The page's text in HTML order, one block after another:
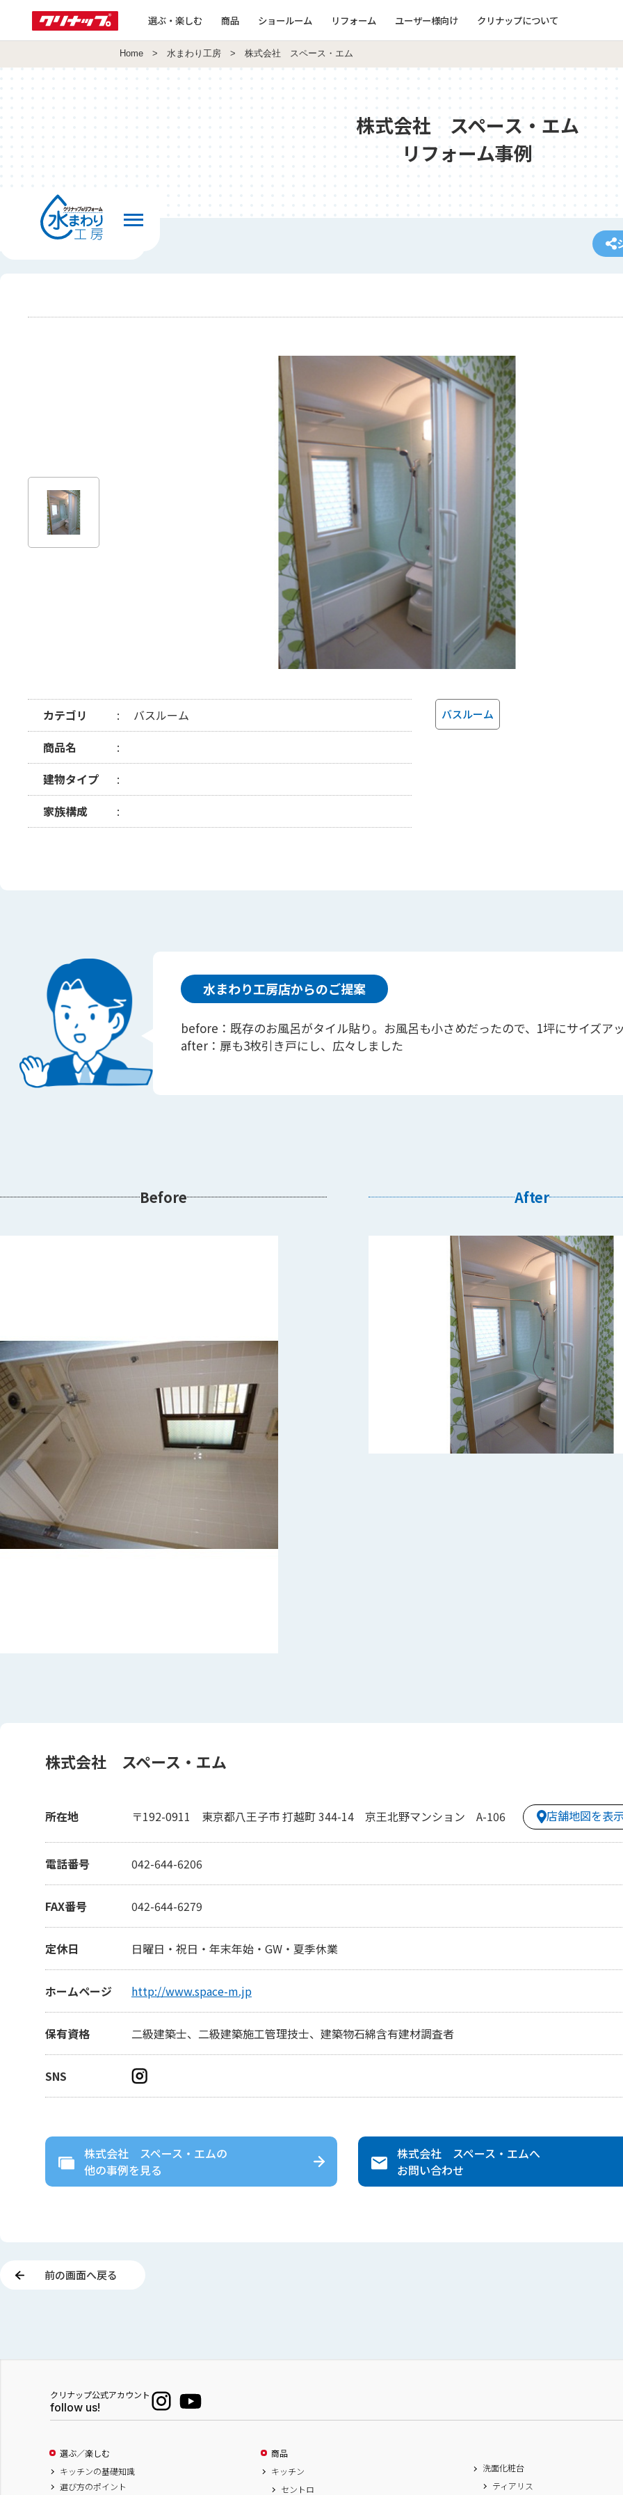
選ぶ・楽しむ 商品 ショールーム リフォーム ユーザー様向け クリナップについて
Home > 水まわり工房 > 株式会社 スペース・エム
株式会社 スペース・エム
リフォーム事例
前の画面へ戻る
カテゴリ
バスルーム
商品名
建物タイプ
家族構成
バスルーム
水まわり工房店からのご提案
before：既存のお風呂がタイル貼り。お風呂も小さめだったので、1坪にサイズア
after：扉も3枚引き戸にし、広々しました
Before After
株式会社 スペース・エム
所在地 〒192-0911 東京都八王子市 打越町 344-14 京王北野マンション A-106 店舗地図を表
電話番号 042-644-6206
FAX番号 042-644-6279
定休日 日曜日・祝日・年末年始・GW・夏季休業
ホームページ http://www.space-m.jp
保有資格 二級建築士、二級建築施工管理技士、建築物石綿含有建材調査者
SNS
株式会社 スペース・エムの
他の事例を見る
株式会社 スペース・エムへ
お問い合わせ
前の画面へ戻る
クリナップ公式アカウント
follow us!
選ぶ／楽しむ
キッチンの基礎知識
選び方のポイント
商品
キッチン
セントロ
洗面化粧台
ティアリス